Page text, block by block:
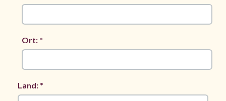
Ort: *
Land: *